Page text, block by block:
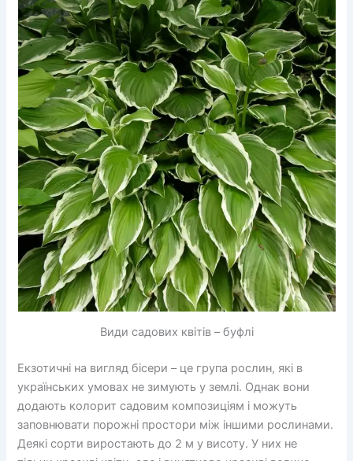
Види садових квітів – буфлі
Екзотичні на вигляд бісери – це група рослин, які в
українських умовах не зимують у землі. Однак вони
додають колорит садовим композиціям і можуть
заповнювати порожні простори між іншими рослинами.
Деякі сорти виростають до 2 м у висоту. У них не